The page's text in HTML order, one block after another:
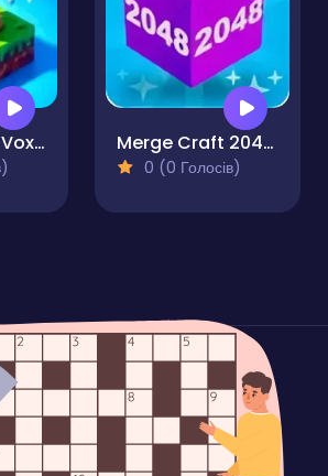
Block Pusher Voxel World 3D Merge Craft 2048 3D Puzzle
0 (0 Голосів)